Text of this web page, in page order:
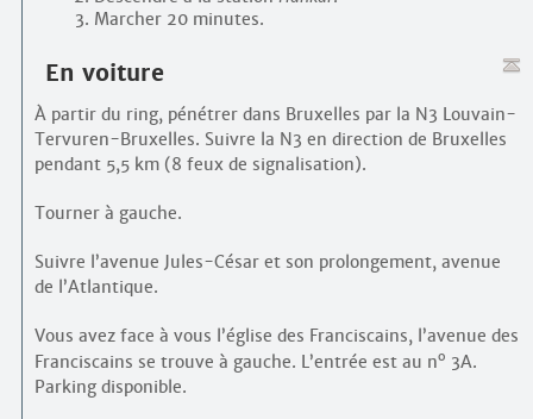
Marcher 20 minutes.
En voiture
À partir du ring, pénétrer dans Bruxelles par la N3 Louvain-
Tervuren-Bruxelles. Suivre la N3 en direction de Bruxelles
pendant 5,5 km (8 feux de signalisation).
Tourner à gauche.
Suivre l’avenue Jules-César et son prolongement, avenue
de l’Atlantique.
Vous avez face à vous l’église des Franciscains, l’avenue des
Franciscains se trouve à gauche. L’entrée est au no 3A.
Parking disponible.